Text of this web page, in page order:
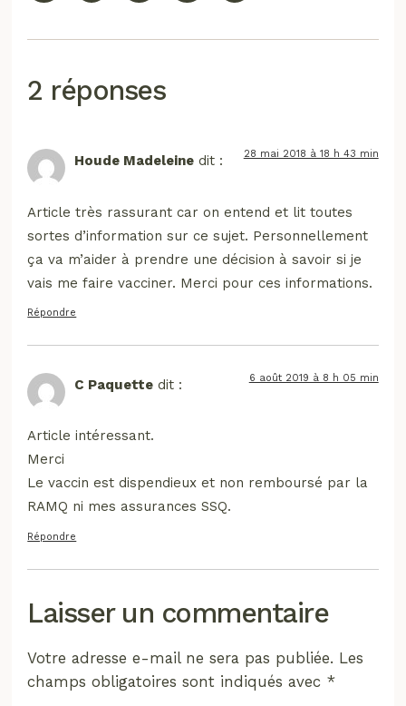
2 réponses
Houde Madeleine dit : 28 mai 2018 à 18 h 43 min
Article très rassurant car on entend et lit toutes
sortes d’information sur ce sujet. Personnellement
ça va m’aider à prendre une décision à savoir si je
vais me faire vacciner. Merci pour ces informations.
Répondre
C Paquette dit : 6 août 2019 à 8 h 05 min
Article intéressant.
Merci
Le vaccin est dispendieux et non remboursé par la
RAMQ ni mes assurances SSQ.
Répondre
Laisser un commentaire
Votre adresse e-mail ne sera pas publiée. Les
champs obligatoires sont indiqués avec *